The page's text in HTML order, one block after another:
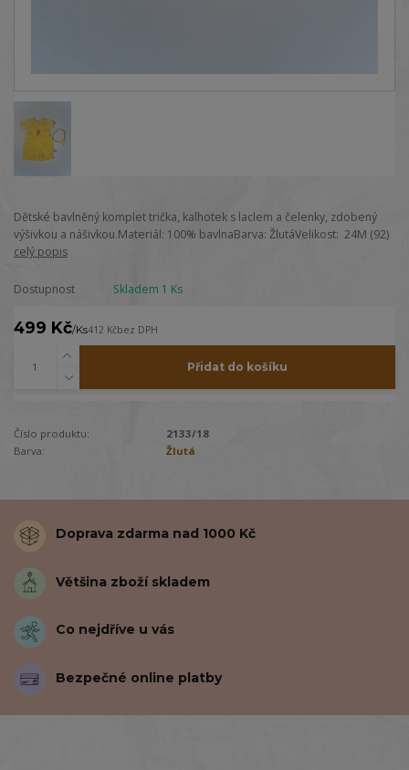
Dětské bavlněný komplet trička, kalhotek s laclem a čelenky, zdobený
výšivkou a nášivkou.Materiál: 100% bavlnaBarva: ŽlutáVelikost: 24M (92)
celý popis
Dostupnost Skladem 1 Ks
499 Kč/Ks412 Kčbez DPH
Přidat do košíku
Číslo produktu:
2133/18
Barva:
Žlutá
Doprava zdarma nad 1000 Kč
Většina zboží skladem
Co nejdříve u vás
Bezpečné online platby